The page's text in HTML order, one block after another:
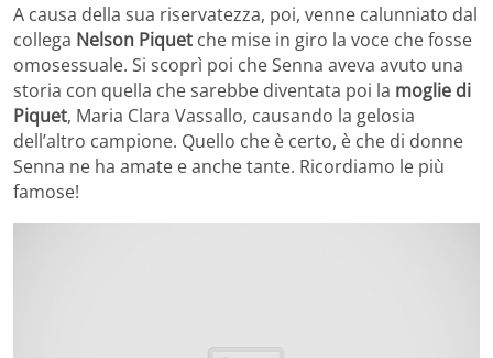
A causa della sua riservatezza, poi, venne calunniato dal
collega Nelson Piquet che mise in giro la voce che fosse
omosessuale. Si scoprì poi che Senna aveva avuto una
storia con quella che sarebbe diventata poi la moglie di
Piquet, Maria Clara Vassallo, causando la gelosia
dell’altro campione. Quello che è certo, è che di donne
Senna ne ha amate e anche tante. Ricordiamo le più
famose!